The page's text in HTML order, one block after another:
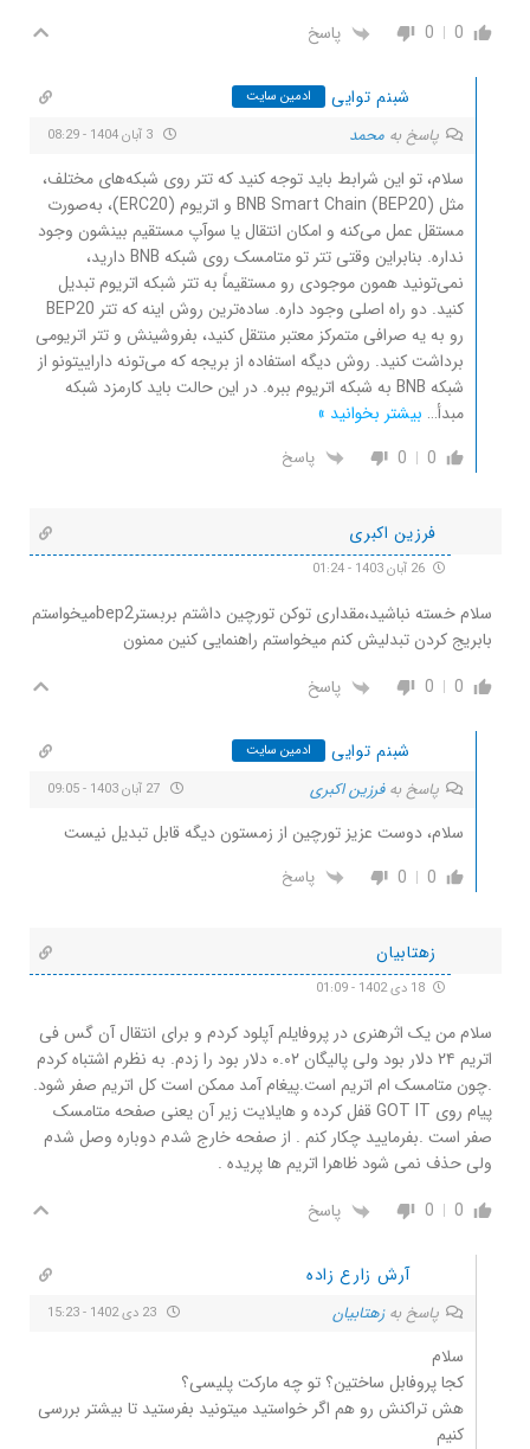
0
0 پاسخ
شبنم توایی ادمین سایت
پاسخ به محمد
سلام، تو این شرابط باید توجه کنید که تتر روی شبکه‌های مختلف،
مثل BNB Smart Chain (BEP20) و اتریوم (ERC20)، به‌صورت
مستقل عمل می‌کنه و امکان انتقال یا سوآپ مستقیم بینشون وجود
نداره. بنابراین وقتی تتر تو متامسک روی شبکه‌ BNB دارید،
نمی‌تونید همون موجودی رو مستقیماً به تتر شبکه‌ اتریوم تبدیل
کنید. دو راه اصلی وجود داره. ساده‌ترین روش اینه که تتر BEP20
رو به یه صرافی متمرکز معتبر منتقل کنید، بفروشینش و تتر اتریومی
برداشت کنید. روش دیگه استفاده از بریجه که می‌تونه داراییتونو از
شبکه‌ BNB به شبکه‌ اتریوم ببره. در این حالت باید کارمزد شبکه‌
مبدأ… بیشتر بخوانید »
0
0 پاسخ
فرزین اکبری
سلام خسته نباشید،مقداری توکن تورچین داشتم بربسترbep2میخواستم
بابریج کردن تبدلیش کنم میخواستم راهنمایی کنین ممنون
0
0 پاسخ
شبنم توایی ادمین سایت
پاسخ بهفرزین اکبری
سلام، دوست عزیز تورچین از زمستون دیگه قابل تبدیل نیست
0
0 پاسخ
زهتابیان
سلام من یک اثرهنری در پروفایلم آپلود کردم و برای انتقال آن گس فی
اتریم ۲۴ دلار بود ولی پالیگان ۰.۰۲ دلار بود را زدم. به نظرم اشتباه کردم
.چون متامسک ام اتریم است.پیغام آمد ممکن است کل اتریم صفر شود.
پیام روی GOT IT قفل کرده و هایلایت زیر آن یعنی صفحه متامسک
صفر است .بفرمایید چکار کنم . از صفحه خارج شدم دوباره وصل شدم
ولی حذف نمی شود ظاهرا اتریم ها پریده .
0
0 پاسخ
آرش زارع زاده
پاسخ بهزهتابیان
سلام
کجا پروفابل ساختین؟ تو چه مارکت پلیسی؟
هش تراکنش رو هم اگر خواستید میتونید بفرستید تا بیشتر بررسی
کنیم